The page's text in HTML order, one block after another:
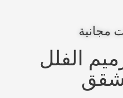
مجانية
الفلل